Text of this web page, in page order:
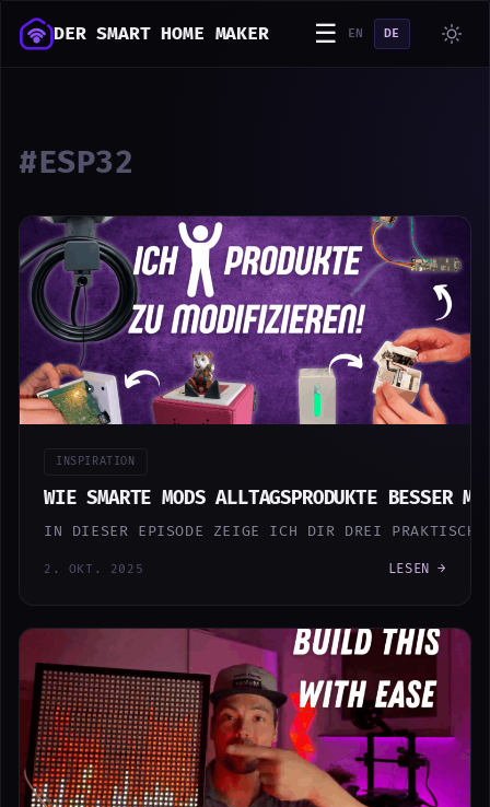
DER SMART HOME MAKER ☰ EN DE
#ESP32
INSPIRATION
WIE SMARTE MODS ALLTAGSPRODUKTE BESSER
IN DIESER EPISODE ZEIGE ICH DIR DREI PRAKTISCHE
2. OKT. 2025 LESEN →